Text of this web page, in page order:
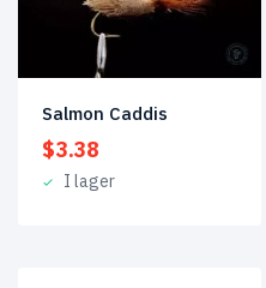
Salmon Caddis
$3.38
I lager